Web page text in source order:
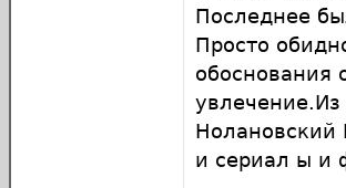
Последнее
Просто
обоснования
и сериал ы и